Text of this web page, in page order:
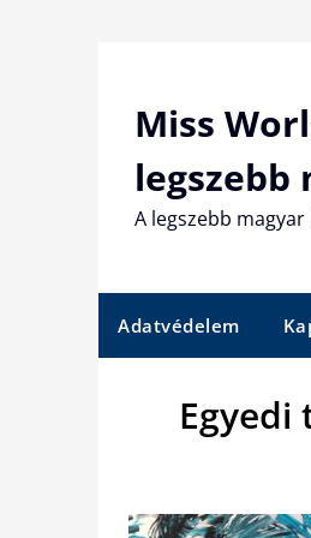
Miss
legszebb
A legszebb
Adatvédelem